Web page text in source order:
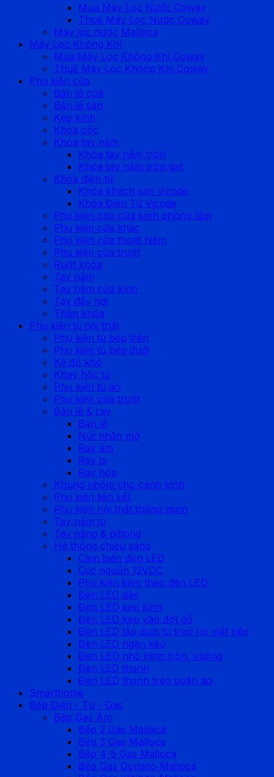
Mua Máy Lọc Nước Coway
Thuê Máy Lọc Nước Coway
Máy lọc nước Malloca
Máy Lọc Không Khí
Mua Máy Lọc Không Khí Coway
Thuê Máy Lọc Không Khí Coway
Phụ kiện cửa
Bản lề cửa
Bản lề sàn
Kẹp kính
Khóa cóc
Khóa tay nắm
Khóa tay nắm tròn
Khóa tay nắm tròn gạt
Khóa điện tử
Khóa khách sạn Vicode
Khóa Điện Tử Vicode
Phụ kiện cho cửa kính phòng tắm
Phụ kiện cửa khác
Phụ kiện cửa thoát hiểm
Phụ kiện cửa trượt
Ruột khóa
Tay nắm
Tay nắm cửa kính
Tay đẩy hơi
Thân khóa
Phụ kiện tủ nội thất
Phụ kiện tủ bếp trên
Phụ kiện tủ bếp dưới
Kệ đồ khô
Khay hộc tủ
Phụ kiện tủ áo
Phụ kiện cửa trượt
Bản lề & ray
Bản lề
Nút nhấn mở
Ray âm
Ray bi
Ray hộp
Khung nhôm cho cánh kính
Phụ kiện liên kết
Phụ kiện nội thất thông minh
Tay nắm tủ
Tay nâng & pittong
Hệ thống chiếu sáng
Cảm biến đèn LED
Cục nguồn 12VDC
Phụ kiện kèm theo đèn LED
Đèn LED dây
Đèn LED kẹp kính
Đèn LED kẹp vào đợt gỗ
Đèn LED lắp dưới tủ treo rọi mặt bếp
Đèn LED ngăn kéo
Đèn LED nhỏ hình tròn, vuông
Đèn LED thanh
Đèn LED thanh treo quần áo
Smarthome
Bếp Điện - Từ - Gas
Bếp Gas Âm
Bếp 2 Gas Malloca
Bếp 3 Gas Malloca
Bếp 4-5 Gas Malloca
Bếp Gas Domino Malloca